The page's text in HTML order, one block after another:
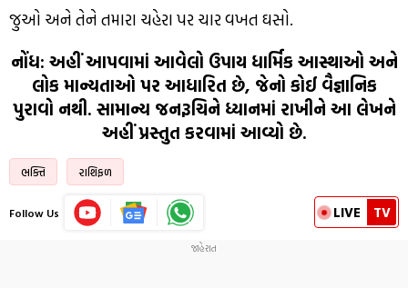
જુઓ અને તેને તમારા ચહેરા પર ચાર વખત ઘસો.
નોંધ: અહીં આપવામાં આવેલો ઉપાય ધાર્મિક આસ્થાઓ અને
લોક માન્યતાઓ પર આધારિત છે, જેનો કોઈ વૈજ્ઞાનિક
પુરાવો નથી. સામાન્ય જનરૂચિને ધ્યાનમાં રાખીને આ લેખને
અહીં પ્રસ્તુત કરવામાં આવ્યો છે.
ભક્તિ રાશિફળ
Follow Us LIVE TV